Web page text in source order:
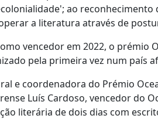
ao
a literatura através de
vencedor em 2022, o prémio
pela primeira vez num país
e coordenadora do Prémio
Luís Cardoso, vencedor do
literária de dois dias com